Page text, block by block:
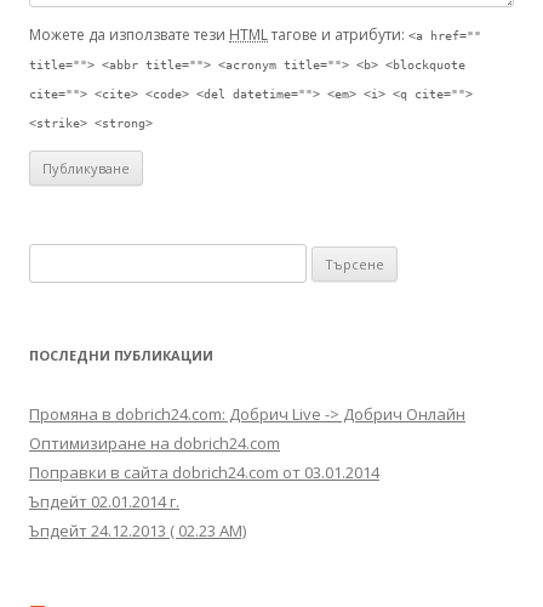
Можете да използвате тези HTMLтагове и атрибути: <a href=""
title=""> <abbr title=""> <acronym title=""> <b> <blockquote
cite=""> <cite> <code> <del datetime=""> <em> <i> <q cite="">
<strike> <strong>
ПОСЛЕДНИ ПУБЛИКАЦИИ
Промяна в dobrich24.com: Добрич Live -> Добрич Онлайн
Оптимизиране на dobrich24.com
Поправки в сайта dobrich24.com от 03.01.2014
Ъпдейт 02.01.2014 г.
Ъпдейт 24.12.2013 ( 02.23 AM)